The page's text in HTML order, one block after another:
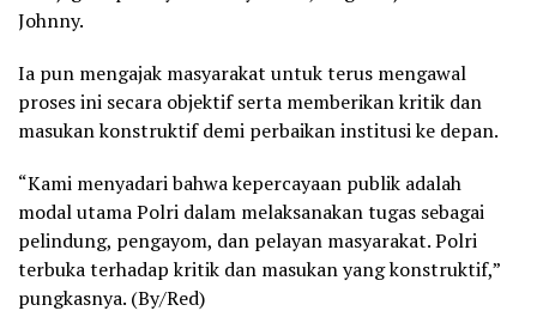
Johnny.
Ia pun mengajak masyarakat untuk terus mengawal
proses ini secara objektif serta memberikan kritik dan
masukan konstruktif demi perbaikan institusi ke depan.
“Kami menyadari bahwa kepercayaan publik adalah
modal utama Polri dalam melaksanakan tugas sebagai
pelindung, pengayom, dan pelayan masyarakat. Polri
terbuka terhadap kritik dan masukan yang konstruktif,”
pungkasnya. (By/Red)